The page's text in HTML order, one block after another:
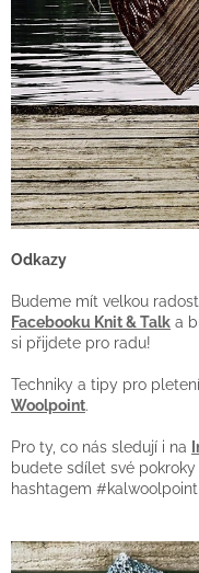
Odkazy
Budeme mít velkou
Facebooku Knit & Talk a
si přijdete pro radu!
Techniky a tipy pro
Woolpoint.
Pro ty, co nás sledují i na
budete sdílet své
hashtagem